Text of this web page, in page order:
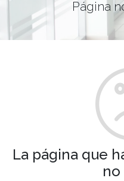
Página
La página que
no